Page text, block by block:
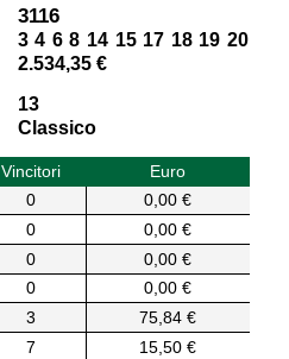
3116
3 4 6 8 14 15 17 18 19 20
2.534,35 €
13
Classico
Vincitori
Euro
0
0,00 €
0
0,00 €
0
0,00 €
0
0,00 €
3
75,84 €
7
15,50 €